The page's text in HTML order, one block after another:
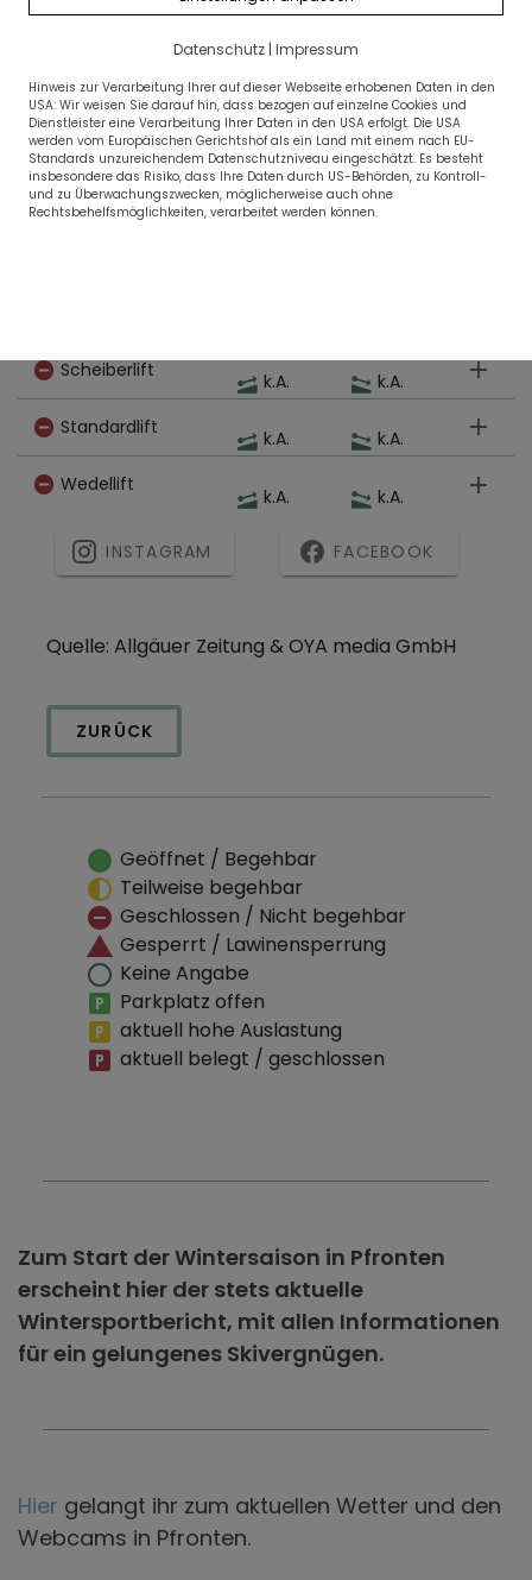
WINTER
Lifte/Bahnen Pisten Rodeln
Jetzt geöffnet (0/5) Lifte
Scheiberlift
k.A.
k.A.
Standardlift
k.A.
k.A.
Wedellift
k.A. k.A.
INSTAGRAM FACEBOOK
Quelle: Allgäuer Zeitung & OYA media GmbH
ZURÜCK
Geöffnet / Begehbar
Teilweise begehbar
Geschlossen / Nicht begehbar
Gesperrt / Lawinensperrung
Keine Angabe
Parkplatz offen
aktuell hohe Auslastung
aktuell belegt / geschlossen
Zum Start der Wintersaison in Pfronten
erscheint hier der stets aktuelle
Wintersportbericht, mit allen Informationen
für ein gelungenes Skivergnügen.
Hier gelangt ihr zum aktuellen Wetter und den
Webcams in Pfronten.
Datenschutz | Impressum
Hinweis zur Verarbeitung Ihrer auf dieser Webseite erhobenen Daten in den
USA: Wir weisen Sie darauf hin, dass bezogen auf einzelne Cookies und
Dienstleister eine Verarbeitung Ihrer Daten in den USA erfolgt. Die USA
werden vom Europäischen Gerichtshof als ein Land mit einem nach EU-
Standards unzureichendem Datenschutzniveau eingeschätzt. Es besteht
insbesondere das Risiko, dass Ihre Daten durch US-Behörden, zu Kontroll-
und zu Überwachungszwecken, möglicherweise auch ohne
Rechtsbehelfsmöglichkeiten, verarbeitet werden können.